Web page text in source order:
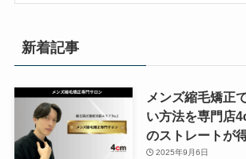
新着記事
メンズ縮毛矯正
い方法を専門店
のストレートが
2025年9月6日